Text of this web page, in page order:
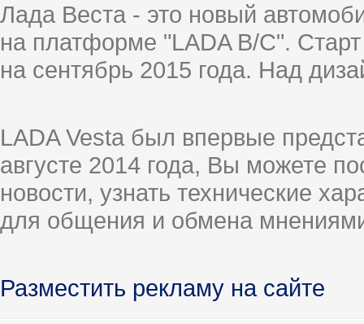
Лада Веста - это новый
на платформе "LADA B/C".
на сентябрь 2015 года. Над
LADA Vesta был впервые
августе 2014 года, Вы можете
новости, узнать технические
для общения и обмена
Разместить рекламу на сайте